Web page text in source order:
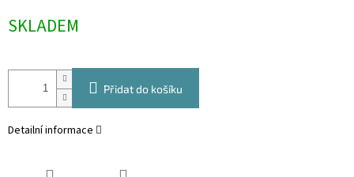
cena:
SKLADEM
Přidat do košíku
Detailní informace